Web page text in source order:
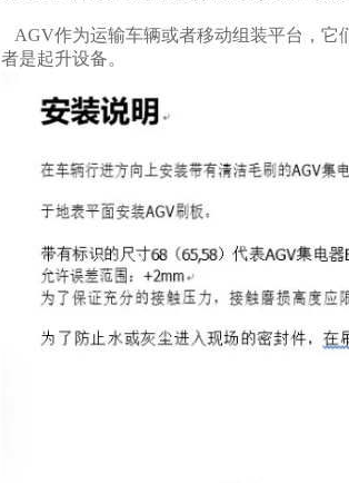
AGV作为运输车辆或者移动组装平台，它
者是起升设备。